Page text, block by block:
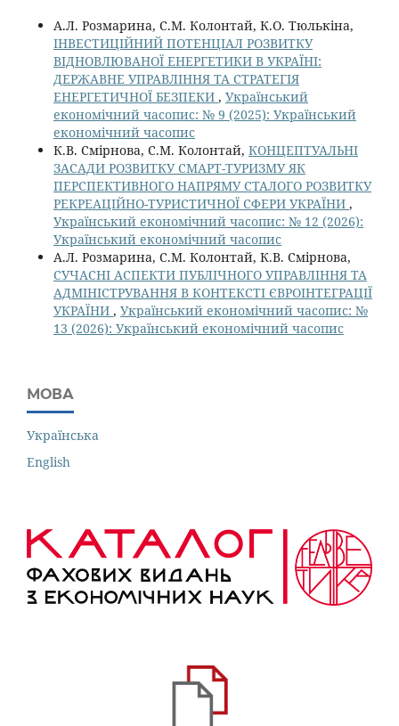
А.Л. Розмарина, С.М. Колонтай, К.О. Тюлькіна,
ІНВЕСТИЦІЙНИЙ ПОТЕНЦІАЛ РОЗВИТКУ
ВІДНОВЛЮВАНОЇ ЕНЕРГЕТИКИ В УКРАЇНІ:
ДЕРЖАВНЕ УПРАВЛІННЯ ТА СТРАТЕГІЯ
ЕНЕРГЕТИЧНОЇ БЕЗПЕКИ , Український
економічний часопис: № 9 (2025): Український
економічний часопис
К.В. Смірнова, С.М. Колонтай, КОНЦЕПТУАЛЬНІ
ЗАСАДИ РОЗВИТКУ СМАРТ-ТУРИЗМУ ЯК
ПЕРСПЕКТИВНОГО НАПРЯМУ СТАЛОГО РОЗВИТКУ
РЕКРЕАЦІЙНО-ТУРИСТИЧНОЇ СФЕРИ УКРАЇНИ ,
Український економічний часопис: № 12 (2026):
Український економічний часопис
А.Л. Розмарина, С.М. Колонтай, К.В. Смірнова,
СУЧАСНІ АСПЕКТИ ПУБЛІЧНОГО УПРАВЛІННЯ ТА
АДМІНІСТРУВАННЯ В КОНТЕКСТІ ЄВРОІНТЕГРАЦІЇ
УКРАЇНИ , Український економічний часопис: №
13 (2026): Український економічний часопис
МОВА
Українська
English